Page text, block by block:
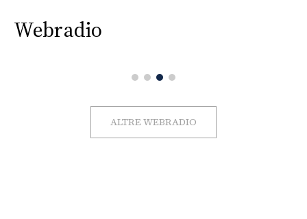
Webradio
ALTRE WEBRADIO